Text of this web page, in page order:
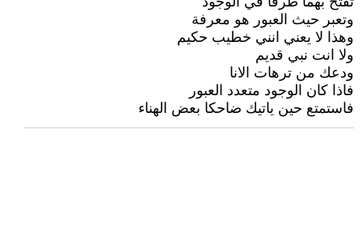
وتعبر حيث العبور هو معرفة
وهذا لا يعني انني خطيب حكيم
ولا انت نبي قديم
ودعك من ترهات الانا
فاذا كان الوجود متعدد العبور
فاستمتع حين ياتيك ضاحكا بعض الهناء